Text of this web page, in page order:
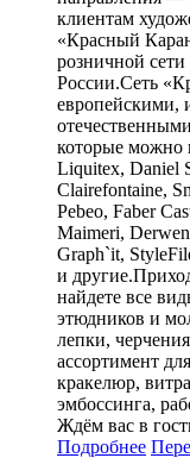
клиентам
«Красный
розничной сети
России.Сеть
европейскими,
которые можно
Liquitex, Daniel
Clairefontaine,
Pebeo, Faber
Maimeri,
Graph`it,
и
найдете все
этюдников и
лепки,
ассортимент
кракелюр,
эмбоссинга,
Ждём вас в
Подробнее